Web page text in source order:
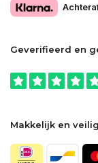
Geverifieerd en
Makkelijk en